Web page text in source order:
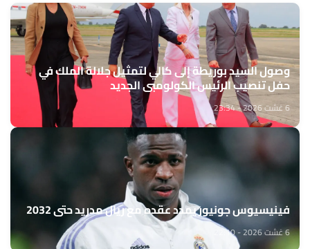
وصول السيد بوريطة إلى كالي لتمثيل جلالة الملك في
حفل تنصيب الرئيس الكولومبي الجديد
6 غشت 2026 - 23:34
فينيسيوس جونيور يمدد عقده مع ريال مدريد حتى 2032
6 غشت 2026 - 22:10